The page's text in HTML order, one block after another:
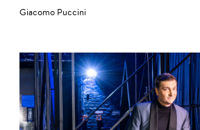
Giacomo Puccini